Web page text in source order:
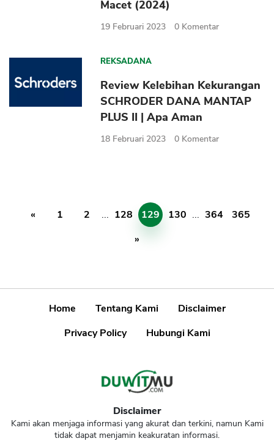
Macet (2024)
19 Februari 2023 0 Komentar
REKSADANA
Review Kelebihan Kekurangan
SCHRODER DANA MANTAP
PLUS II | Apa Aman
18 Februari 2023 0 Komentar
« 1 2 ... 128 129 130 ... 364
365
»
Home Tentang Kami
Disclaimer
Privacy Policy
Hubungi Kami
Disclaimer
Kami akan menjaga informasi yang akurat dan terkini, namun Kami
tidak dapat menjamin keakuratan informasi.